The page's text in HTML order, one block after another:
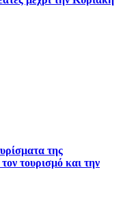
της
τουρισμό και την